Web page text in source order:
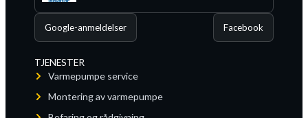
Google-anmeldelser Facebook
TJENESTER
Varmepumpe service
Montering av varmepumpe